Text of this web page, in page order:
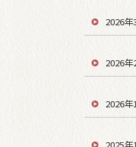
2026年
2026年
2026年